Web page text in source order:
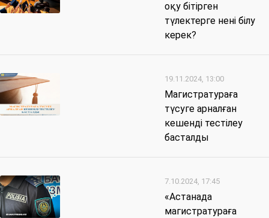
оқу бітірген
түлектерге нені білу
керек?
19.11.2024, 13:00
Магистратураға
түсуге арналған
кешенді тестілеу
басталды
7.10.2024, 17:45
«Астанада
магистратураға